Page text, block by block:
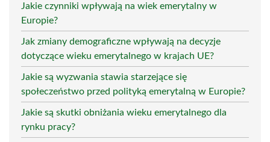
Jakie czynniki wpływają na wiek emerytalny w
Europie?
Jak zmiany demograficzne wpływają na decyzje
dotyczące wieku emerytalnego w krajach UE?
Jakie są wyzwania stawia starzejące się
społeczeństwo przed polityką emerytalną w Europie?
Jakie są skutki obniżania wieku emerytalnego dla
rynku pracy?